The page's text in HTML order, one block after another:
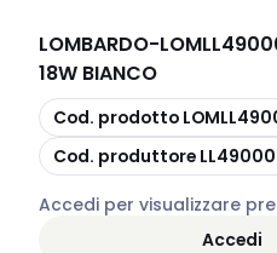
LOMBARDO-
18W BIANCO
copia
Cod. prodotto
copia
Cod. produttore
Accedi per visualizzare
Accedi